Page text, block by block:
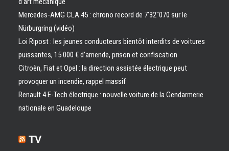
Mercedes-AMG CLA 45 : chrono record de 7’32″070 sur le
Nürburgring (vidéo)
Loi Ripost : les jeunes conducteurs bientôt interdits de voitures
puissantes, 15 000 € d’amende, prison et confiscation
Citroën, Fiat et Opel : la direction assistée électrique peut
provoquer un incendie, rappel massif
Renault 4 E-Tech électrique : nouvelle voiture de la Gendarmerie
nationale en Guadeloupe
TV